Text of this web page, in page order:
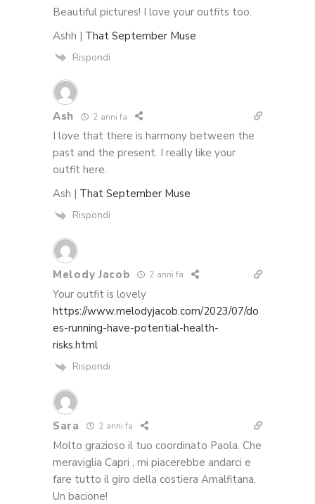
Beautiful pictures! I love your outfits too.
Ashh | That September Muse
Rispondi
Ash 2 anni fa
I love that there is harmony between the
past and the present. I really like your
outfit here.
Ash | That September Muse
Rispondi
Melody Jacob 2 anni fa
Your outfit is lovely
https://www.melodyjacob.com/2023/07/do
es-running-have-potential-health-
risks.html
Rispondi
Sara 2 anni fa
Molto grazioso il tuo coordinato Paola. Che
meraviglia Capri , mi piacerebbe andarci e
fare tutto il giro della costiera Amalfitana.
Un bacione!